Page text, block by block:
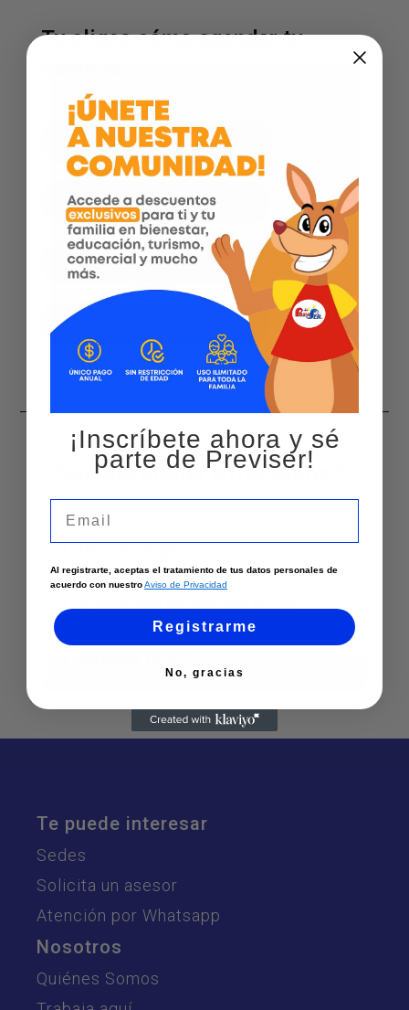
Tu eliges cómo agendar tu
Agenda por WhatsApp
Facebook
Instagram
¿Qué servicios ofrecemos?
Dermatologia
crioterapia en lesiones de piel
Te puede interesar
Sedes
Solicita un asesor
Atención por Whatsapp
Nosotros
Quiénes Somos
¡Inscríbete ahora y sé
parte de Previser!
Al registrarte, aceptas el tratamiento de tus datos personales de
acuerdo con nuestroAviso de Privacidad
Registrarme
No, gracias